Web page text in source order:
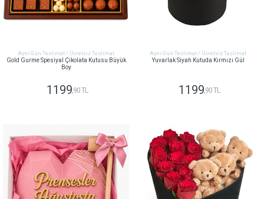
Aynı Gün Teslimat / Ücretsiz Teslimat
Gold Gurme Spesiyal Çikolata Kutusu Büyük
Boy
1199,90 TL
Aynı Gün Teslimat / Ücretsiz Teslimat
Yuvarlak Siyah Kutuda Kırmızı Gül
1199,90 TL